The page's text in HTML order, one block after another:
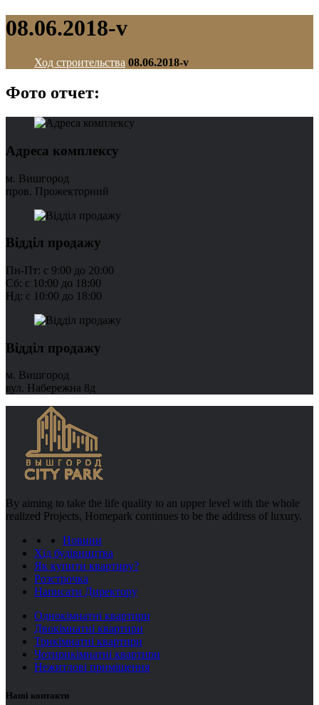
08.06.2018-v
Ход строительства 08.06.2018-v
Фото отчет:
Адреса комплексу
м. Вишгород
пров. Прожекторний
Відділ продажу
Пн-Пт: с 9:00 до 20:00
Сб: с 10:00 до 18:00
Нд: с 10:00 до 18:00
Відділ продажу
м. Вишгород
вул. Набережна 8д
By aiming to take the life quality to an upper level with the whole
realized Projects, Homepark continues to be the address of luxury.
Новини
Хід будівництва
Як купити квартиру?
Розстрочка
Написати Директору
Однокімнатні квартири
Двокімнатні квартири
Трикімнатні квартири
Чотирикімнатні квартири
Нежитлові приміщення
Наші контакти